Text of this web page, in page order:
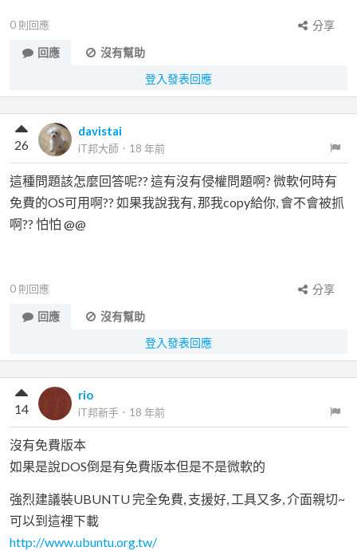
0 則回應
分享
回應
沒有幫助
登入發表回應
davistai
iT邦大師 ． 18 年前
26
這種問題該怎麼回答呢?? 這有沒有侵權問題啊? 微軟何時有
免費的OS可用啊?? 如果我說我有, 那我copy給你, 會不會被抓
啊?? 怕怕 @@
0 則回應
分享
回應
沒有幫助
登入發表回應
rio
iT邦新手 ． 18 年前
14
沒有免費版本
如果是說DOS倒是有免費版本但是不是微軟的
強烈建議裝UBUNTU 完全免費, 支援好, 工具又多, 介面親切~
可以到這裡下載
http://www.ubuntu.org.tw/